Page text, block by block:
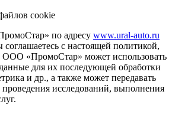
cookie
по адресу www.ural-auto.ru
с настоящей политикой,
ООО «ПромоСтар» может использовать
для их последующей обработки
и др., а также может передавать
исследований, выполнения